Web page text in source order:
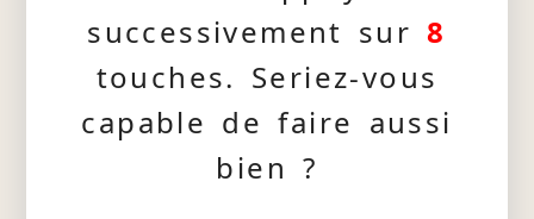
successivement sur8
touches. Seriez-vous
capable de faire aussi
bien ?